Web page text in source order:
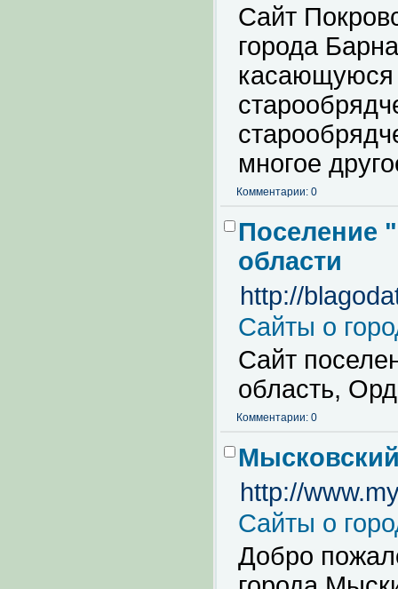
Сайт
города
касающуюся
многое
Комментарии: 0
Поселение
области
http://
Сайты о
Сайт
область,
Комментарии: 0
http://
Сайты о
Добро